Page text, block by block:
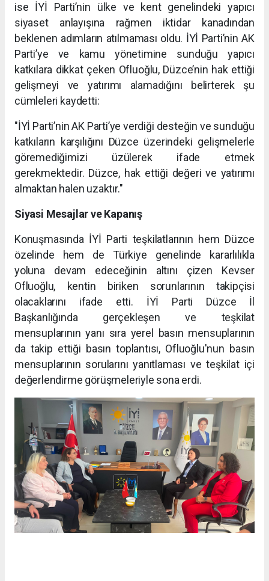
ise İYİ Parti’nin ülke ve kent genelindeki yapıcı
siyaset anlayışına rağmen iktidar kanadından
beklenen adımların atılmaması oldu. İYİ Parti’nin AK
Parti’ye ve kamu yönetimine sunduğu yapıcı
katkılara dikkat çeken Ofluoğlu, Düzce’nin hak ettiği
gelişmeyi ve yatırımı alamadığını belirterek şu
cümleleri kaydetti:
"İYİ Parti’nin AK Parti’ye verdiği desteğin ve sunduğu
katkıların karşılığını Düzce üzerindeki gelişmelerle
göremediğimizi üzülerek ifade etmek
gerekmektedir. Düzce, hak ettiği değeri ve yatırımı
almaktan halen uzaktır."
Siyasi Mesajlar ve Kapanış
Konuşmasında İYİ Parti teşkilatlarının hem Düzce
özelinde hem de Türkiye genelinde kararlılıkla
yoluna devam edeceğinin altını çizen Kevser
Ofluoğlu, kentin biriken sorunlarının takipçisi
olacaklarını ifade etti. İYİ Parti Düzce İl
Başkanlığında gerçekleşen ve teşkilat
mensuplarının yanı sıra yerel basın mensuplarının
da takip ettiği basın toplantısı, Ofluoğlu'nun basın
mensuplarının sorularını yanıtlaması ve teşkilat içi
değerlendirme görüşmeleriyle sona erdi.